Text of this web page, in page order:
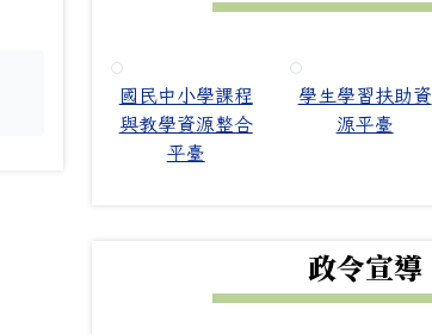
國民中小學課程
與教學資源整合
平臺
學生學習扶助資
源平臺
政令宣導